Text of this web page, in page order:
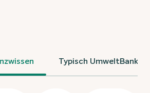
Typisch UmweltBank